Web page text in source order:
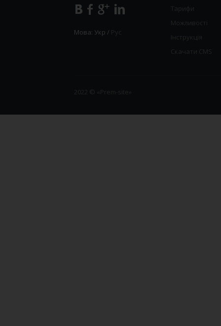
Мова: Укр / Рус
Тарифи
Можливості
Інструкція
Скачати CMS
2022 © «Prem-site»